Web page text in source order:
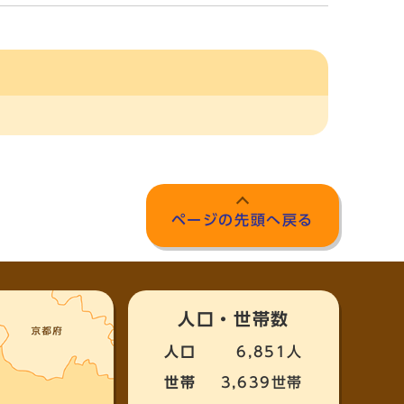
ページの先頭へ戻る
人口・世帯数
人口 6,851人
世帯 3,639世帯